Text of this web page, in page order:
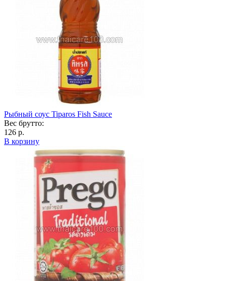
Рыбный соус Tiparos Fish Sauce
Вес брутто:
126 р.
В корзину